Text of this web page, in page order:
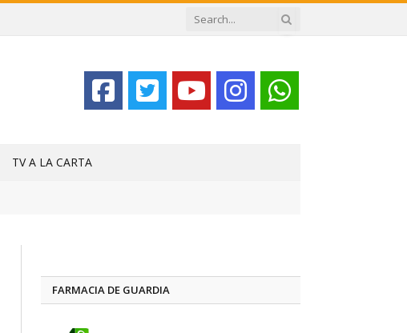
TV A LA CARTA
FARMACIA DE GUARDIA